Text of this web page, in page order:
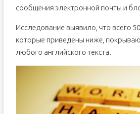
сообщения электронной почты и
Исследование выявило, что всего
которые приведены ниже,
любого английского текста.